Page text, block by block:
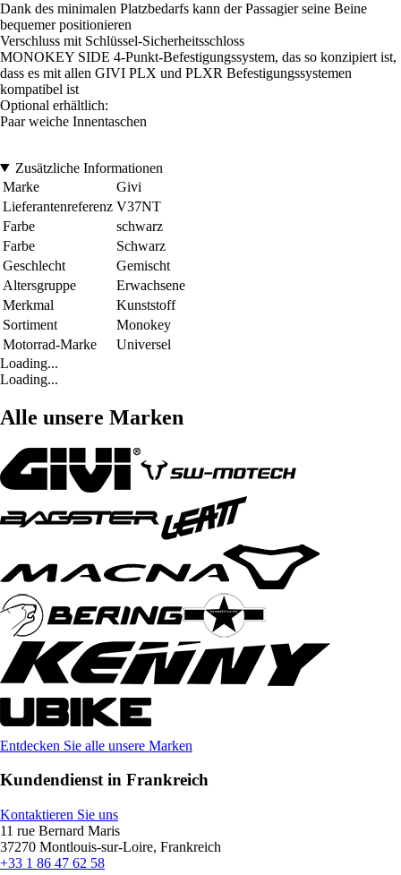
Dank des minimalen Platzbedarfs kann der Passagier seine Beine
bequemer positionieren
Verschluss mit Schlüssel-Sicherheitsschloss
MONOKEY SIDE 4-Punkt-Befestigungssystem, das so konzipiert ist,
dass es mit allen GIVI PLX und PLXR Befestigungssystemen
kompatibel ist
Optional erhältlich:
Paar weiche Innentaschen
Zusätzliche Informationen
Marke
Givi
Lieferantenreferenz V37NT
Farbe
schwarz
Farbe
Schwarz
Geschlecht
Gemischt
Altersgruppe
Erwachsene
Merkmal
Kunststoff
Sortiment
Monokey
Motorrad-Marke
Universel
Loading...
Loading...
Alle unsere Marken
Entdecken Sie alle unsere Marken
Kundendienst in Frankreich
Kontaktieren Sie uns
11 rue Bernard Maris
37270 Montlouis-sur-Loire, Frankreich
+33 1 86 47 62 58